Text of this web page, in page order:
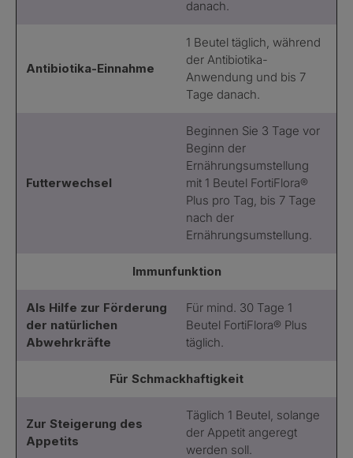
danach.
Antibiotika-Einnahme
1 Beutel täglich, während
der Antibiotika-
Anwendung und bis 7
Tage danach.
Futterwechsel
Beginnen Sie 3 Tage vor
Beginn der
Ernährungsumstellung
mit 1 Beutel FortiFlora®
Plus pro Tag, bis 7 Tage
nach der
Ernährungsumstellung.
Immunfunktion
Als Hilfe zur Förderung
der natürlichen
Abwehrkräfte
Für mind. 30 Tage 1
Beutel FortiFlora® Plus
täglich.
Für Schmackhaftigkeit
Zur Steigerung des
Appetits
Täglich 1 Beutel, solange
der Appetit angeregt
werden soll.